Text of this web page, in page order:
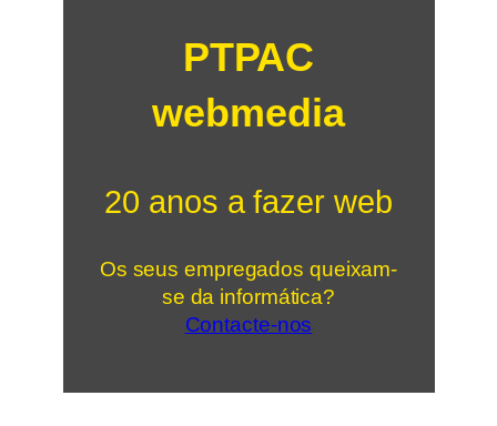
PTPAC
webmedia
20 anos a fazer web
Os seus empregados queixam-
se da informática?
Contacte-nos